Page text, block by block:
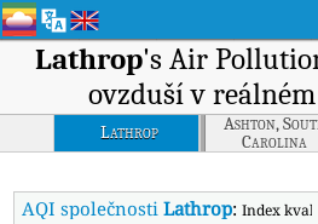
Lathrop's Air
ovzduší v
Lathrop
Ashton,
Carolina
AQI společnostiLathrop:Index